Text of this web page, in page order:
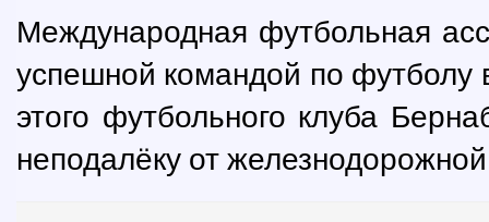
Международная футбольная
успешной командой по футболу
этого футбольного клуба
неподалёку от